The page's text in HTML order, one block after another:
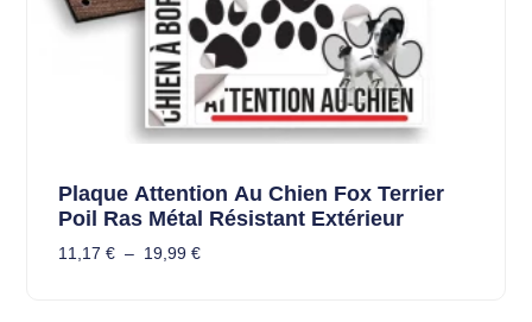
Plaque Attention Au Chien Fox Terrier
Poil Ras Métal Résistant Extérieur
11,17 € – 19,99 €